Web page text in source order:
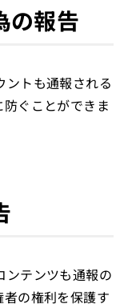
の報告
ントも通報される
ぐことができま
ンテンツも通報の
の権利を保護す